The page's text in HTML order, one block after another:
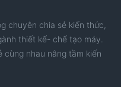
chuyên chia sẻ kiến thức,
thiết kế- chế tạo máy.
cùng nhau nâng tầm kiến